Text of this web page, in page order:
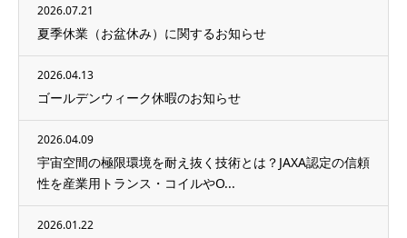
2026.07.21
夏季休業（お盆休み）に関するお知らせ
2026.04.13
ゴールデンウィーク休暇のお知らせ
2026.04.09
宇宙空間の極限環境を耐え抜く技術とは？JAXA認定の信頼
性を産業用トランス・コイルやO...
2026.01.22